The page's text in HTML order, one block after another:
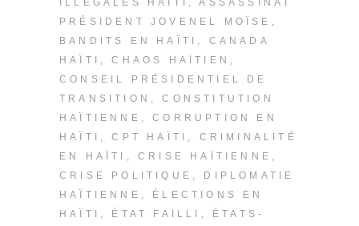
PRÉSIDENT JOVENEL MOÏSE
BANDITS EN HAÏTI
CANADA
HAÏTI
,CHAOS HAÏTIEN
CONSEIL PRÉSIDENTIEL DE
TRANSITION
,CONSTITUTION
HAÏTIENNE
,CORRUPTION EN
HAÏTI
,CPT HAÏTI
CRIMINALITÉ
EN HAÏTI
,CRISE HAÏTIENNE
CRISE POLITIQUE
DIPLOMATIE
HAÏTIENNE
ÉLECTIONS EN
HAÏTI
ÉTAT FAILLI
ÉTATS-